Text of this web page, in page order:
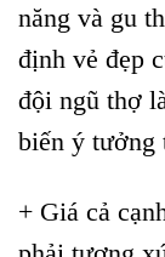
năng và gu
định vẻ đẹp
đội ngũ thợ
biến ý tưởng
+ Giá cả